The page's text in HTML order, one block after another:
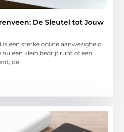
De Sleutel tot Jouw
een sterke online aanwezigheid
nu een klein bedrijf runt of een
de